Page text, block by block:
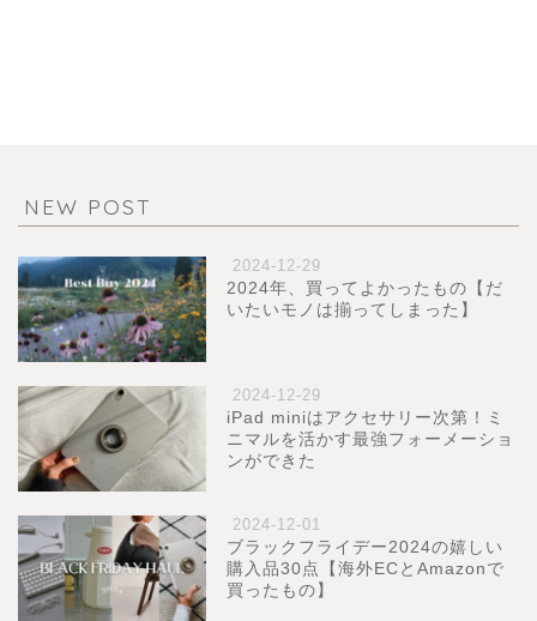
NEW POST
2024-12-29
2024年、買ってよかったもの【だ
いたいモノは揃ってしまった】
2024-12-29
iPad miniはアクセサリー次第！ミ
ニマルを活かす最強フォーメーショ
ンができた
2024-12-01
ブラックフライデー2024の嬉しい
購入品30点【海外ECとAmazonで
買ったもの】